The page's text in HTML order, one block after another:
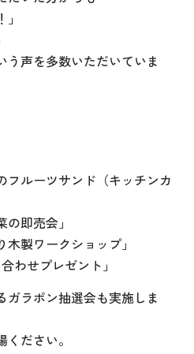
う声を多数いただいていま
フルーツサンド（キッチンカ
即売会」
製ワークショップ」
わせプレゼント」
ガラポン抽選会も実施しま
ださい。